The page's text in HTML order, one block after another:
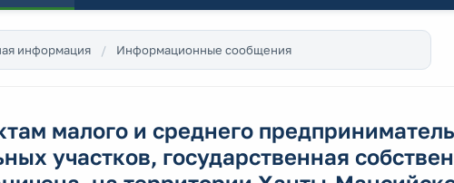
информация Информационные сообщения
малого и среднего
участков, государственная